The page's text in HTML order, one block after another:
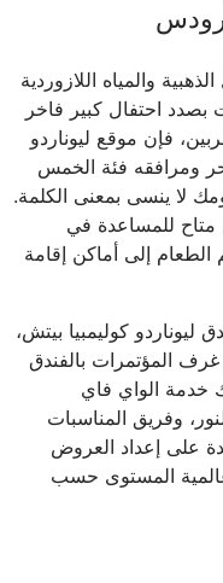
رودس
والمياه اللازوردية
بصدد احتفال كبير فاخر
فإن موقع ليوناردو
ومرافقه فئة الخمس
لا ينسى بمعنى الكلمة.
متاح للمساعدة في
الطعام إلى أماكن إقامة
ليوناردو كوليمبيا بيتش،
غرف المؤتمرات بالفندق
خدمة الواي فاي
وفريق المناسبات
على إعداد العروض
عالمية المستوى حسب